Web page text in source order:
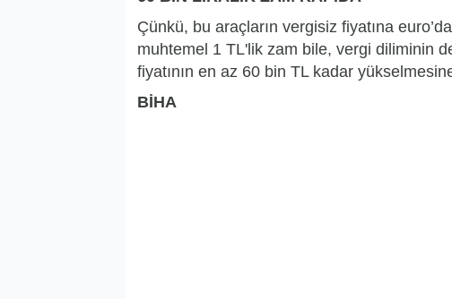
Çünkü, bu araçların vergisiz fiyatına
muhtemel 1 TL'lik zam bile, vergi diliminin
fiyatının en az 60 bin TL kadar
BİHA